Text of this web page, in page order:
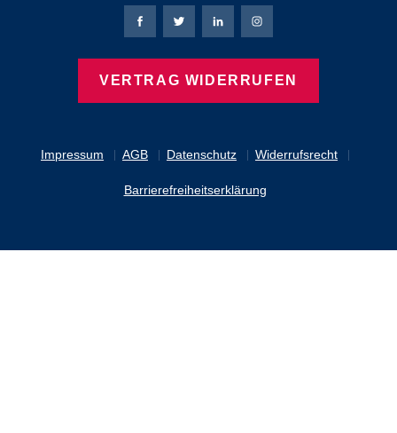
Impressum AGB Datenschutz Widerrufsrecht
Barrierefreiheitserklärung
Bierbaum-Proenen Facebook-Seite
Bierbaum-Proenen Twitter Seite
Bierbaum-Proenen LinkedIn
Bierbaum-Proenen
VERTRAG WIDERRUFEN